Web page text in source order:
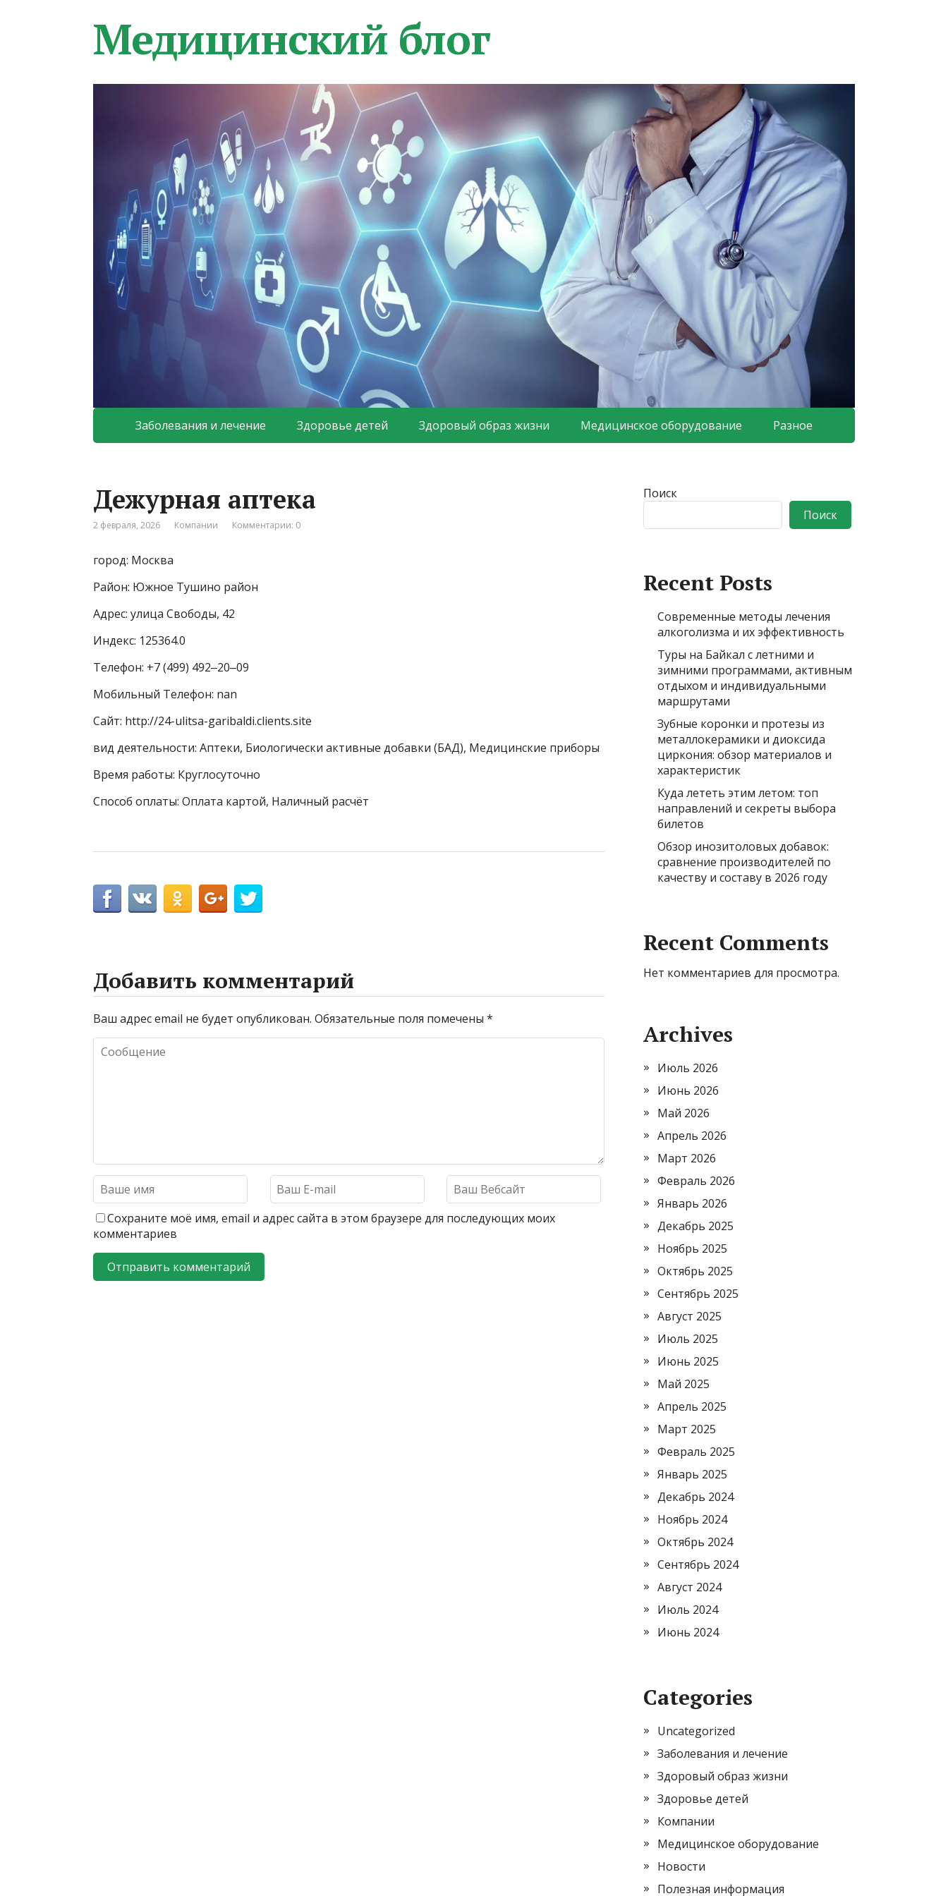
Медицинский блог
Заболевания и лечение Здоровье детей Здоровый образ жизни Медицинское оборудование Разное
Дежурная аптека
2 февраля, 2026 Компании Комментарии: 0
город: Москва
Район: Южное Тушино район
Адрес: улица Свободы, 42
Индекс: 125364.0
Телефон: +7 (499) 492‒20‒09
Мобильный Телефон: nan
Сайт: http://24-ulitsa-garibaldi.clients.site
вид деятельности: Аптеки, Биологически активные добавки (БАД), Медицинские приборы
Время работы: Круглосуточно
Способ оплаты: Оплата картой, Наличный расчёт
Добавить комментарий
Ваш адрес email не будет опубликован. Обязательные поля помечены *
Сохраните моё имя, email и адрес сайта в этом браузере для последующих моих
комментариев
Поиск
Поиск
Recent Posts
Современные методы лечения
алкоголизма и их эффективность
Туры на Байкал с летними и
зимними программами, активным
отдыхом и индивидуальными
маршрутами
Зубные коронки и протезы из
металлокерамики и диоксида
циркония: обзор материалов и
характеристик
Куда лететь этим летом: топ
направлений и секреты выбора
билетов
Обзор инозитоловых добавок:
сравнение производителей по
качеству и составу в 2026 году
Recent Comments
Нет комментариев для просмотра.
Archives
Июль 2026
Июнь 2026
Май 2026
Апрель 2026
Март 2026
Февраль 2026
Январь 2026
Декабрь 2025
Ноябрь 2025
Октябрь 2025
Сентябрь 2025
Август 2025
Июль 2025
Июнь 2025
Май 2025
Апрель 2025
Март 2025
Февраль 2025
Январь 2025
Декабрь 2024
Ноябрь 2024
Октябрь 2024
Сентябрь 2024
Август 2024
Июль 2024
Июнь 2024
Categories
Uncategorized
Заболевания и лечение
Здоровый образ жизни
Здоровье детей
Компании
Медицинское оборудование
Новости
Полезная информация